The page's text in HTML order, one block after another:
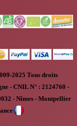
2025 Tous droits
- CNIL N° : 2124760 -
- Nîmes - Montpellier